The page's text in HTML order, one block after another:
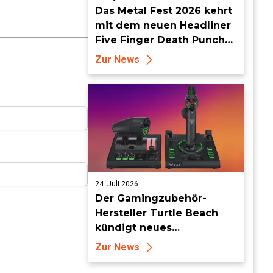
Das Metal Fest 2026 kehrt
mit dem neuen Headliner
Five Finger Death Punch
zu World of Tanks Modern
Armor zurück
Zur News
24. Juli 2026
Der Gamingzubehör-
Hersteller Turtle Beach
kündigt neues
Flugsimulationszubehör
Zur News